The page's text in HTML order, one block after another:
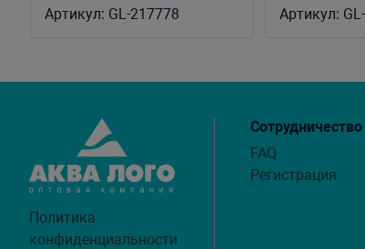
Артикул: GL-217778
Артикул:
Политика
конфиденциальности
Сотрудничество
FAQ
Регистрация